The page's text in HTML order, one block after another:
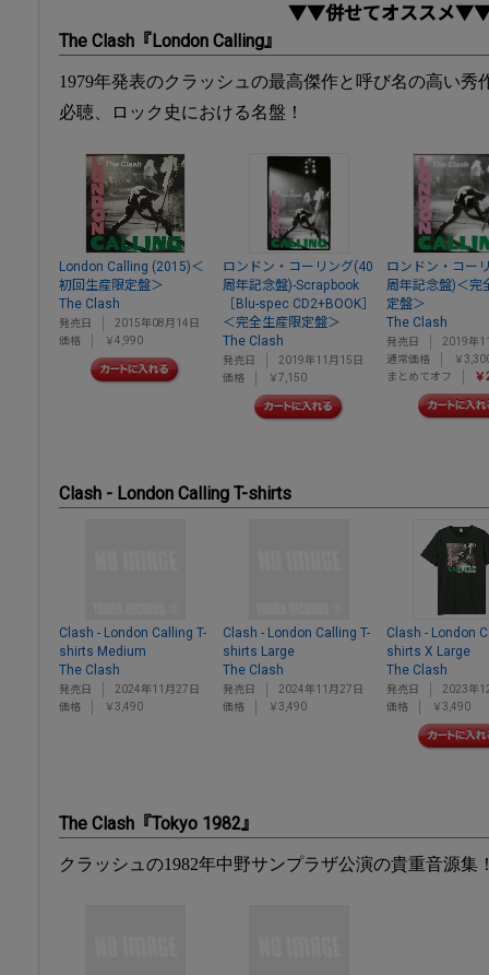
▼▼併せてオススメ
The Clash『London Calling』
1979年発表のクラッシュの最高傑作と呼び名の高い秀
必聴、ロック史における名盤！
London Calling (2015)＜
初回生産限定盤＞
The Clash
発売日
2015年08月14日
価格
￥4,990
ロンドン・コーリング(40
周年記念盤)-Scrapbook
［Blu-spec CD2+BOOK］
＜完全生産限定盤＞
The Clash
発売日
2019年11月15日
価格
￥7,150
ロンドン・コー
周年記念盤)＜完
定盤＞
The Clash
発売日
2019年
通常価格
￥
まとめてオフ
￥
Clash - London Calling T-shirts
Clash - London Calling T-
shirts Medium
The Clash
発売日
2024年11月27日
価格
￥3,490
Clash - London Calling T-
shirts Large
The Clash
発売日
2024年11月27日
価格
￥3,490
Clash - London
shirts X Large
The Clash
発売日
2023年
価格
￥3,490
The Clash『Tokyo 1982』
クラッシュの1982年中野サンプラザ公演の貴重音源集